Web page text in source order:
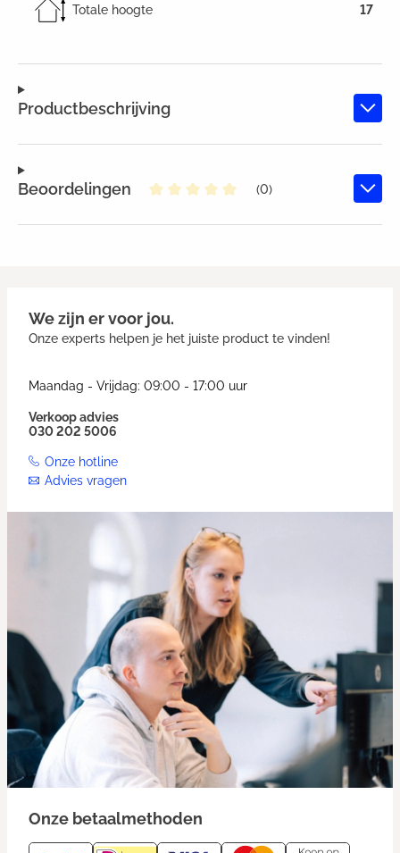
Productbeschrijving
Beoordelingen
(0)
Totale hoogte 17
We zijn er voor jou.
Onze experts helpen je het juiste product te vinden!
Maandag - Vrijdag: 09:00 - 17:00 uur
Verkoop advies
030 202 5006
Onze hotline
Advies vragen
Onze betaalmethoden